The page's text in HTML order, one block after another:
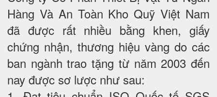
Hàng Và An Toàn Kho Quỹ Việt Nam
đã được rất nhiều bằng khen, giấy
chứng nhận, thương hiệu vàng do các
ban ngành trao tặng từ năm 2003 đến
nay được sơ lược như sau: